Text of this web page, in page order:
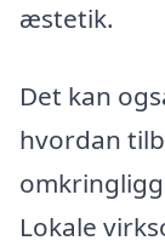
æstetik.
Det kan
hvordan
Lokale